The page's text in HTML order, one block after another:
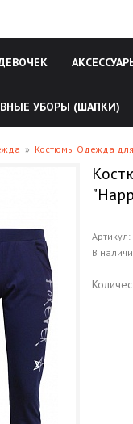
УБОРЫ (ШАПКИ)
» Костюмы Одежда
Артикул:
В